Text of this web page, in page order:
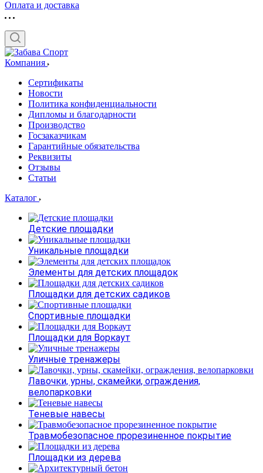
Оплата и доставка
Компания
Сертификаты
Новости
Политика конфиденциальности
Дипломы и благодарности
Производство
Госзаказчикам
Гарантийные обязательства
Реквизиты
Отзывы
Статьи
Каталог
Детские площадки
Уникальные площадки
Элементы для детских площадок
Площадки для детских садиков
Спортивные площадки
Площадки для Воркаут
Уличные тренажеры
Лавочки, урны, скамейки, ограждения,
велопарковки
Теневые навесы
Травмобезопасное прорезиненное покрытие
Площадки из дерева